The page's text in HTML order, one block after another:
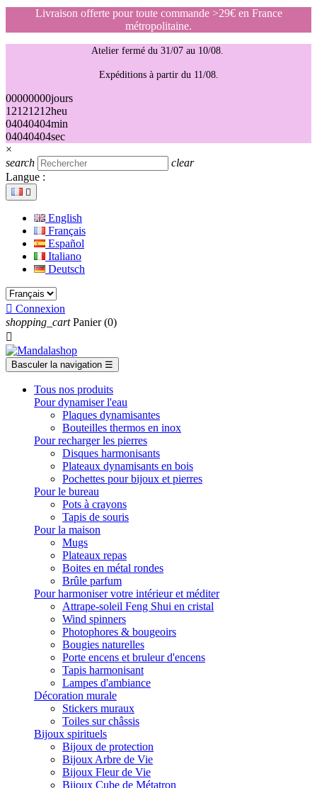
Livraison offerte pour toute commande >29€ en France
métropolitaine.
Atelier fermé du 31/07 au 10/08.
Expéditions à partir du 11/08.
00000000jours
12121212heu
04040404min
04040404sec
×
search
clear
Langue :

English
Français
Español
Italiano
Deutsch
 Connexion
shopping_cart Panier (0)

Basculer la navigation ☰
Tous nos produits
Pour dynamiser l'eau
Plaques dynamisantes
Bouteilles thermos en inox
Pour recharger les pierres
Disques harmonisants
Plateaux dynamisants en bois
Pochettes pour bijoux et pierres
Pour le bureau
Pots à crayons
Tapis de souris
Pour la maison
Mugs
Plateaux repas
Boites en métal rondes
Brûle parfum
Pour harmoniser votre intérieur et méditer
Attrape-soleil Feng Shui en cristal
Wind spinners
Photophores & bougeoirs
Bougies naturelles
Porte encens et bruleur d'encens
Tapis harmonisant
Lampes d'ambiance
Décoration murale
Stickers muraux
Toiles sur châssis
Bijoux spirituels
Bijoux de protection
Bijoux Arbre de Vie
Bijoux Fleur de Vie
Bijoux Cube de Métatron